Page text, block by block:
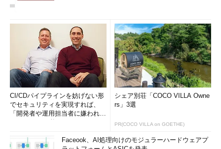
CI/CDパイプラインを妨げない形
でセキュリティを実現すれば、
「開発者や運用担当者に嫌われな
シェア別荘「COCO VILLA Owne
rs」3選
PR(COCO VILLA on GOETHE)
Faceook、AI処理向けのモジュラーハードウェアプ